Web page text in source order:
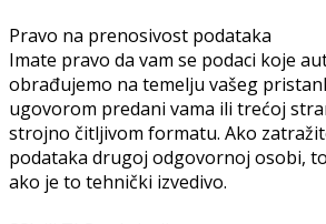
Pravo na prenosivost podataka
Imate pravo da vam se podaci koje
obrađujemo na temelju vašeg
ugovorom predani vama ili trećoj
strojno čitljivom formatu. Ako
podataka drugoj odgovornoj osobi,
ako je to tehnički izvedivo.